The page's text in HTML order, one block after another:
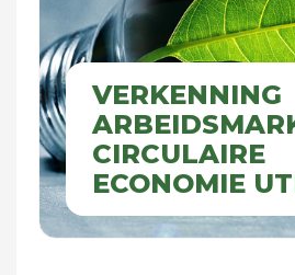
VERKENNING
CIRCULAIRE
ECONOMIE